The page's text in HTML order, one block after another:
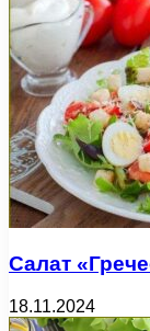
Салат
18.11.2024